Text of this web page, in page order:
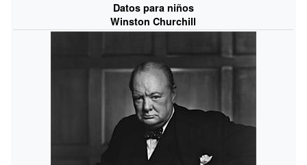
Datos para niños
Winston Churchill